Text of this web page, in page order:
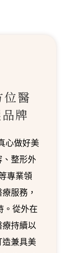
位醫
牌
心做好美
整形外
專業領
服務，
。從外在
持續以
兼具美